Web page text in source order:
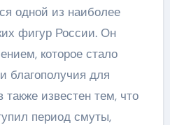
одной из наиболее
фигур России. Он
которое стало
благополучия для
известен тем, что
период смуты,